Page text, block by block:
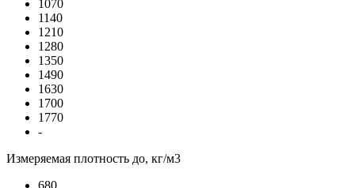
1070
1140
1210
1280
1350
1490
1630
1700
1770
-
Измеряемая плотность до, кг/м3